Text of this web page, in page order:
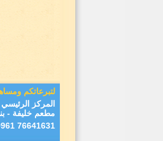
لتبرعاتكم
المركز
مطعم خليفة -
76641631 00961